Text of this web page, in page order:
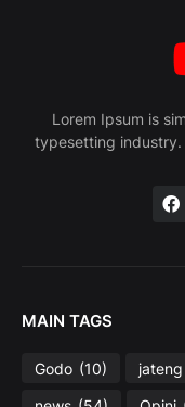
Lorem Ipsum is
typesetting industry.
MAIN TAGS
Godo (10) jateng